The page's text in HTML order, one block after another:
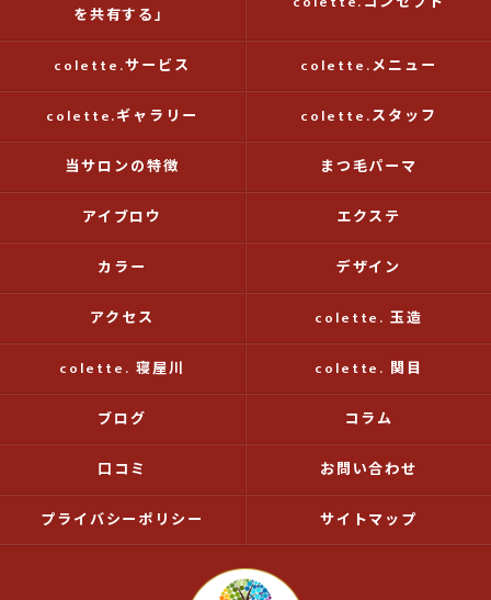
を共有する」
colette.サービス colette.メニュー
colette.ギャラリー colette.スタッフ
当サロンの特徴 まつ毛パーマ
アイブロウ エクステ
カラー デザイン
アクセス colette. 玉造
colette. 寝屋川 colette. 関目
ブログ コラム
口コミ お問い合わせ
プライバシーポリシー サイトマップ